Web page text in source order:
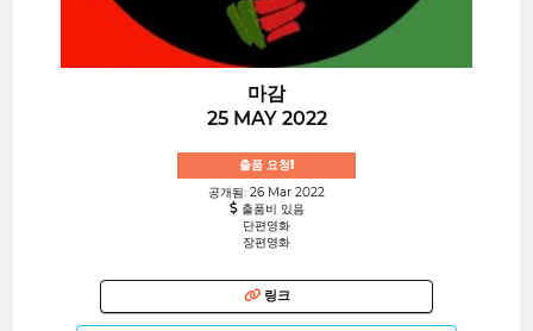
마감
25 MAY 2022
출품 요청!
공개됨: 26 Mar 2022
출품비 있음
단편영화
장편영화
링크